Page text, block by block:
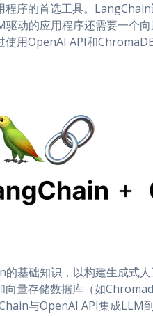
程序的首选工具。
驱动的应用程序还需要一个
使用OpenAI API和
的基础知识，以构建生成式
向量存储数据库（如
与OpenAI API集成LLM